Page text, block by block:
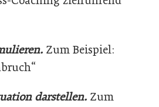
Zum Beispiel:
darstellen. Zum